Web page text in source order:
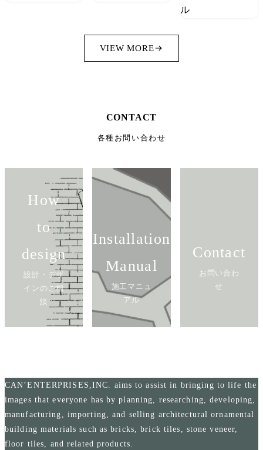
VIEW MORE
CONTACT
各種お問い合わせ
How
to
design
設計・デザ
インのご相
談
Installation
Manual
施工マニュ
アル
Contact
お問い合わ
せ
CAN’ENTERPRISES,INC. aims to assist in bringing to life the
images that everyone has by planning, researching, developing,
manufacturing, importing, and selling architectural ornamental
building materials such as bricks, brick tiles, stone veneer,
floor tiles, and related products.